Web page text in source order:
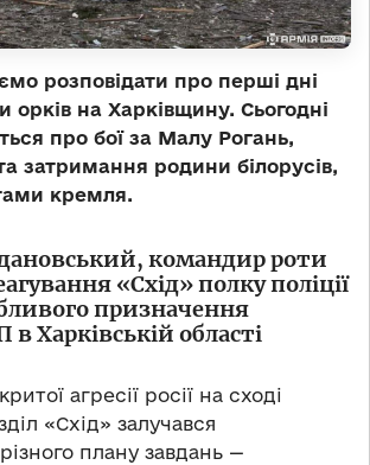
розповідати про перші дні
орків на Харківщину. Сьогодні
про бої за Малу Рогань,
затримання родини білорусів,
кремля.
командир роти
«Схід» полку поліції
призначення
в Харківській області
агресії росії на сході
«Схід» залучався
плану завдань —